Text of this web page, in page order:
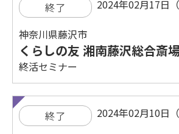
終了 2024年02月17日（
神奈川県藤沢市
くらしの友 湘南藤沢総合斎
終活セミナー
終了 2024年02月10日（